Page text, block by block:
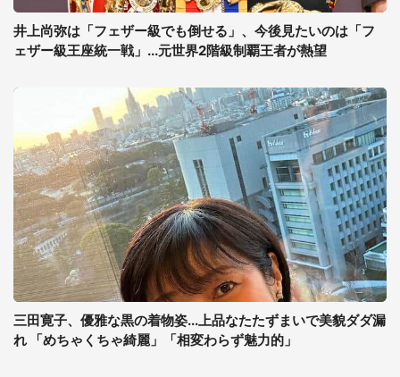
井上尚弥は「フェザー級でも倒せる」、今後見たいのは「フ
ェザー級王座統一戦」...元世界2階級制覇王者が熱望
三田寛子、優雅な黒の着物姿...上品なたたずまいで美貌ダダ漏
れ 「めちゃくちゃ綺麗」「相変わらず魅力的」